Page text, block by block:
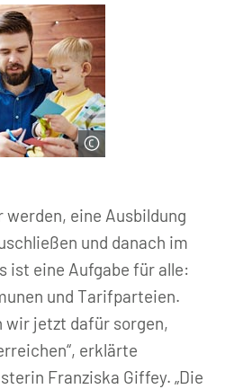
eine Ausbildung
und danach im
ist eine Aufgabe für alle:
und Tarifparteien.
wir jetzt dafür sorgen,
erklärte
Franziska Giffey. „Die